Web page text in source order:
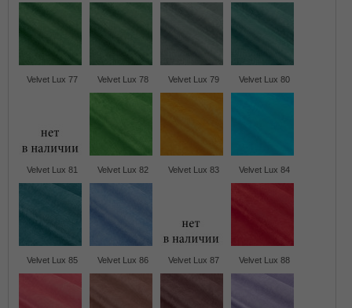
Velvet Lux 77 Velvet Lux 78 Velvet Lux 79 Velvet Lux 80
Velvet Lux 81 Velvet Lux 82 Velvet Lux 83 Velvet Lux 84
Velvet Lux 85 Velvet Lux 86 Velvet Lux 87 Velvet Lux 88